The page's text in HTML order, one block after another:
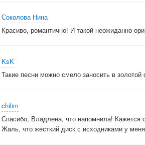
Соколова Нина
Красиво, романтично! И такой неожиданно-
KsK
Такие песни можно смело заносить в
chilim
Спасибо, Владлена, что напомнила!
Жаль, что жесткий диск с исходниками у